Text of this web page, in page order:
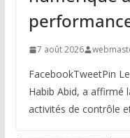
7 août 2026
FacebookTweetPin
Habib Abid, a affirmé
activités de contrôle